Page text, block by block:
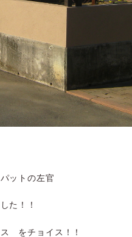
ットの左官
た！！
をチョイス！！